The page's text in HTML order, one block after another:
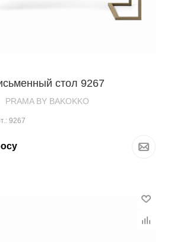
стол 9267
PRAMA BY BAKOKKO
9267